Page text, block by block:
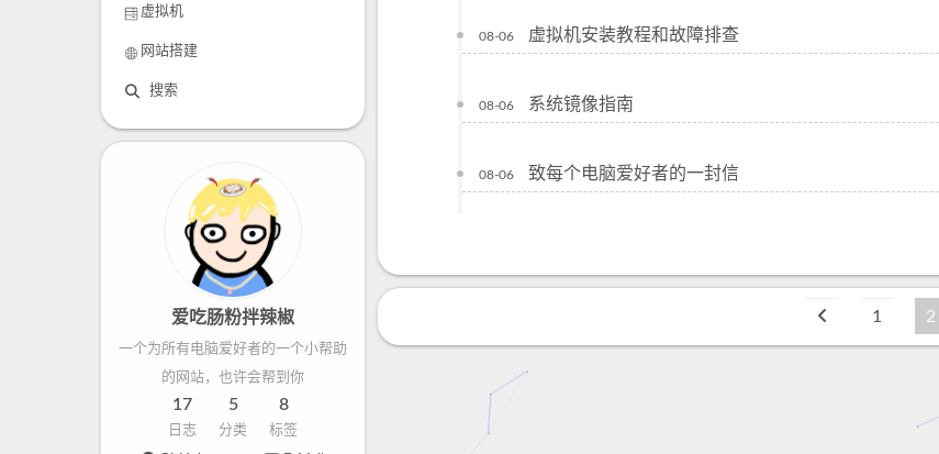
虚拟机
网站搭建
搜索
爱吃肠粉拌辣椒
一个为所有电脑爱好者的一个小帮助
的网站，也许会帮到你
17
日志
5
分类
8
标签
08-06 虚拟机安装教程和故障排查
08-06 系统镜像指南
08-06 致每个电脑爱好者的一封信
1 2